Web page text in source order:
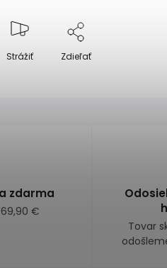
Strážiť Zdieľať
zdarma
€
Tovar